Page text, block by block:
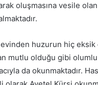
oluşmasına vesile
huzurun hiç eksik
mutlu olduğu gibi
da okunmaktadır.